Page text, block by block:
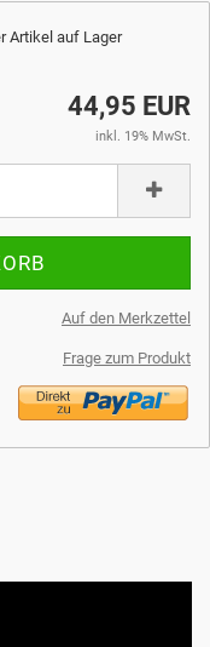
Artikel auf Lager
44,95 EUR
inkl. 19% MwSt.
Auf den Merkzettel
Frage zum Produkt